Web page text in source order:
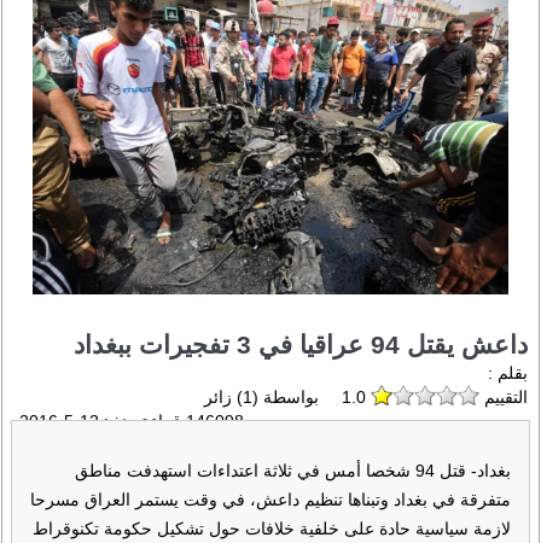
داعش يقتل 94 عراقيا في 3 تفجيرات ببغداد
بقلم :
التقييم
1.0 بواسطة (1) زائر
146098 قراءة منذ :
12-5-2016
بغداد- قتل 94 شخصا أمس في ثلاثة اعتداءات استهدفت مناطق
متفرقة في بغداد وتبناها تنظيم داعش، في وقت يستمر العراق مسرحا
لازمة سياسية حادة على خلفية خلافات حول تشكيل حكومة تكنوقراط